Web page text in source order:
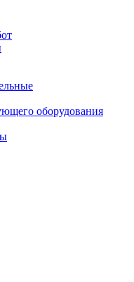
оборудования